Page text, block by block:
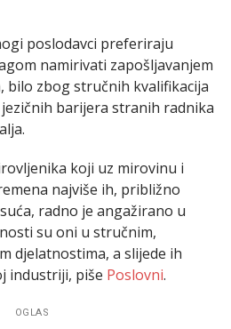
poslodavci preferiraju
namirivati zapošljavanjem
bilo zbog stručnih kvalifikacija
barijera stranih radnika
koji uz mirovinu i
najviše ih, približno
radno je angažirano u
su oni u stručnim,
djelatnostima, a slijede ih
industriji, piše Poslovni.
OGLAS